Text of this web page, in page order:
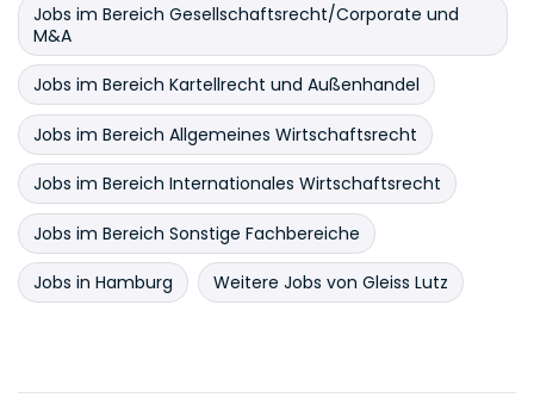
Jobs im Bereich Gesellschaftsrecht/Corporate und
M&A
Jobs im Bereich Kartellrecht und Außenhandel
Jobs im Bereich Allgemeines Wirtschaftsrecht
Jobs im Bereich Internationales Wirtschaftsrecht
Jobs im Bereich Sonstige Fachbereiche
Jobs in Hamburg Weitere Jobs von Gleiss Lutz